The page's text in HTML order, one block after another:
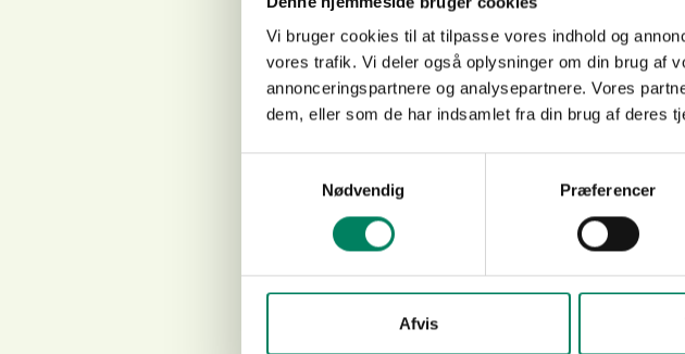
Vi bruger cookies til at tilpasse vores indhold og
vores trafik. Vi deler også oplysninger om din brug af
annonceringspartnere og analysepartnere. Vores
dem, eller som de har indsamlet fra din brug af deres
Nødvendig
Præferencer
Afvis
I anledning af premieren afholdes efter
Der vil være 10 kr.
På grund af COVID-19
Bemærk at det hele foregår
Har du lyst til at deltage, så
Vi
Vi gør venligst
tilbackstage-